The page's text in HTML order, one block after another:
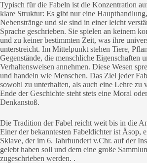
Typisch für die Fabeln ist die Konzentration
klare Struktur: Es gibt nur eine
Nebenstränge und sie sind in einer leicht
Sprache geschrieben. Sie spielen an keinem
und zu keiner bestimmten Zeit, was ihre
unterstreicht. Im Mittelpunkt stehen Tiere,
Gegenstände, die menschliche Eigenschaften
Verhaltensweisen annehmen. Diese Wesen
und handeln wie Menschen. Das Ziel jeder
sowohl zu unterhalten, als auch eine Lehre zu
Ende der Geschichte steht stets eine Moral
Denkanstoß.
Die Tradition der Fabel reicht weit bis in die
Einer der bekanntesten Fabeldichter ist Äsop,
Sklave, der im 6. Jahrhundert v.Chr. auf der
gelebt haben soll und dem eine große
zugeschrieben werden. .